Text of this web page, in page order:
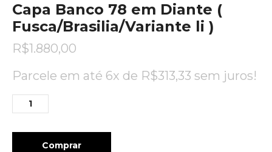
Capa Banco 78 em Diante (
Fusca/Brasilia/Variante li )
R$1.880,00
Parcele em até 6x de R$313,33 sem juros!
Comprar